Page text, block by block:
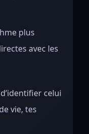
plus
avec les
celui
vie, tes